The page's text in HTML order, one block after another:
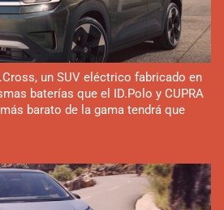
un SUV eléctrico fabricado en
baterías que el ID.Polo y CUPRA
barato de la gama tendrá que